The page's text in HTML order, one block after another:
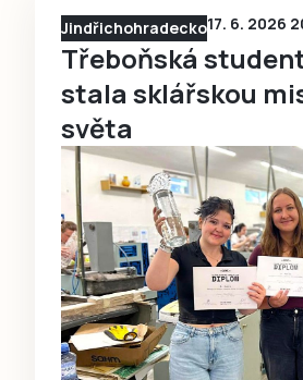
Ještě nemám účet, chci
Jindřichohradecko17. 6. 2026
Třeboňská
stala sklářskou
světa